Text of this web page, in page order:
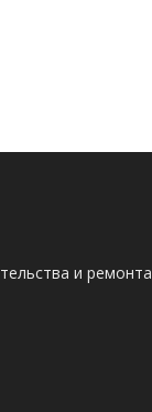
и ремонта